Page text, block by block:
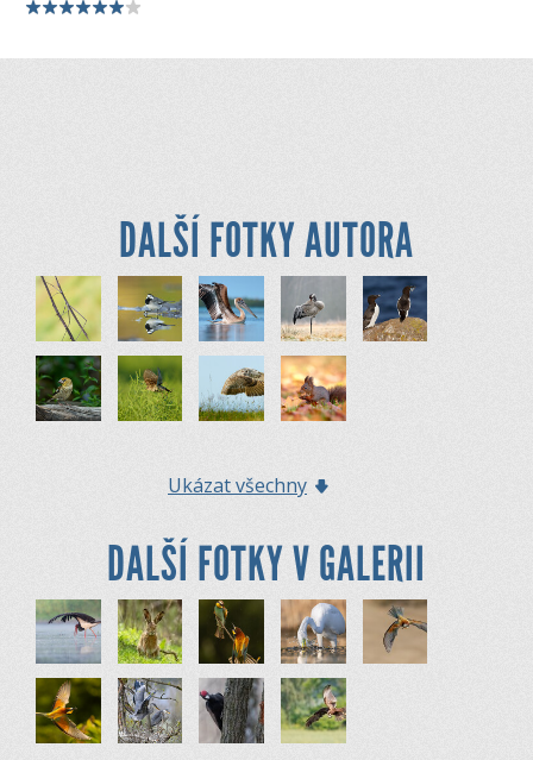
DALŠÍ FOTKY AUTORA
Ukázat všechny
DALŠÍ FOTKY V GALERII